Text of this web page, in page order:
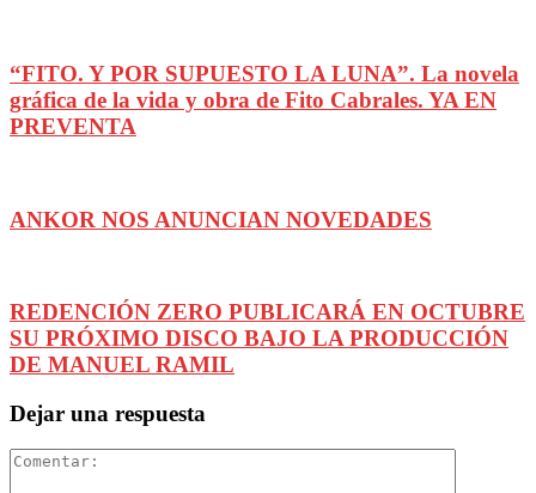
“FITO. Y POR SUPUESTO LA LUNA”. La novela
gráfica de la vida y obra de Fito Cabrales. YA EN
PREVENTA
ANKOR NOS ANUNCIAN NOVEDADES
REDENCIÓN ZERO PUBLICARÁ EN OCTUBRE
SU PRÓXIMO DISCO BAJO LA PRODUCCIÓN
DE MANUEL RAMIL
Dejar una respuesta